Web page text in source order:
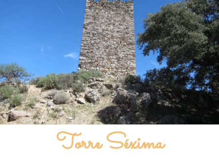
Torre Séxima